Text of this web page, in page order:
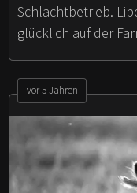
Schlachtbetrieb.
glücklich auf der
vor 5 Jahren